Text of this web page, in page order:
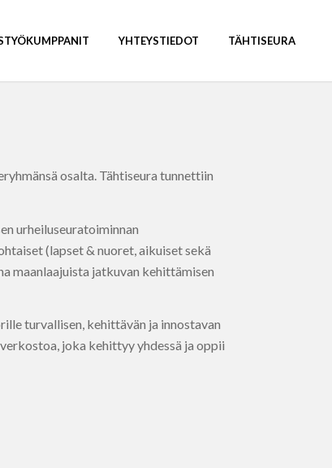
YHTEYSTIEDOT TÄHTISEURA
osalta. Tähtiseura tunnettiin
urheiluseuratoiminnan
(lapset & nuoret, aikuiset sekä
maanlaajuista jatkuvan kehittämisen
turvallisen, kehittävän ja innostavan
joka kehittyy yhdessä ja oppii